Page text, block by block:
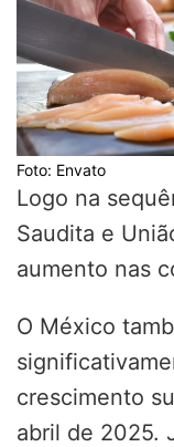
Foto: Envato
Logo na
Saudita e
aumento nas
O México
crescimento
abril de 2025.